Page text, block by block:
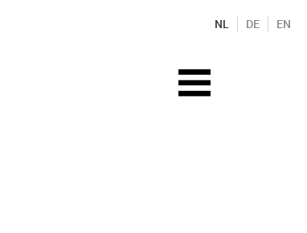
NL DE EN